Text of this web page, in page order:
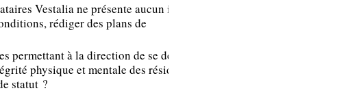
Vestalia ne présente aucun intérêt
rédiger des plans de
à la direction de se dégager
physique et mentale des résidents
statut ?